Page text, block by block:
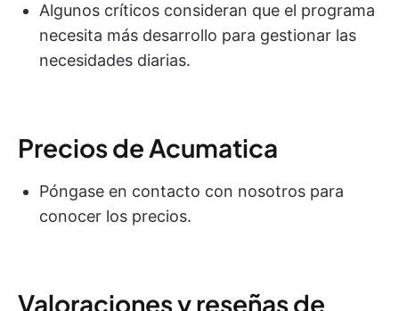
Algunos críticos consideran que el programa
necesita más desarrollo para gestionar las
necesidades diarias.
Precios de Acumatica
Póngase en contacto con nosotros para
conocer los precios.
Valoraciones y reseñas de